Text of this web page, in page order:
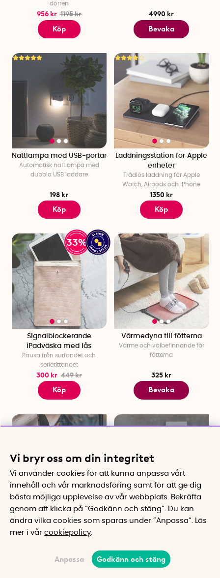
dörren
956 kr 1195 kr
Köp
4990 kr
Bevaka
Nattlampa med USB-portar
Automatisk nattlampa med
dubbla USB laddare
198 kr
Köp
Laddningsstation för Apple
enheter
Trådlös laddning för Apple
Watch, Airpods och iPhone
1350 kr
Köp
33%
Signalblockerande
iPadväska med lås
Pausa från surfandet och
serietittandet
300 kr 449 kr
Köp
Värmedyna till fötterna
Värme och välbefinnande för
fötterna
325 kr
Bevaka
Magnetisk USB-C kabel
själv
345 kr
Universal batteriladdare,
GP ReCyko
399 kr
Köp
Vi bryr oss om din integritet
Vi använder cookies för att kunna anpassa vårt
innehåll och vår marknadsföring samt för att ge dig
bästa möjliga upplevelse av vår webbplats.
Bekräfta
genom att klicka på “Godkänn och stäng”. Du kan
ändra vilka cookies som sparas under ”Anpassa”.
Läs
mer i vår cookiepolicy
Anpassa Godkänn och stäng